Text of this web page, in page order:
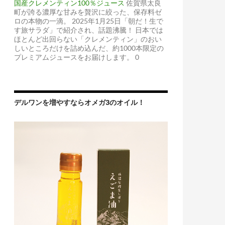
国産クレメンティン100％ジュース 佐賀県太良
町が誇る濃厚な甘みを贅沢に絞った、保存料ゼ
ロの本物の一滴。 2025年1月25日「朝だ！生で
す旅サラダ」で紹介され、話題沸騰！ 日本では
ほとんど出回らない「クレメンティン」のおい
しいところだけを詰め込んだ、約1000本限定の
プレミアムジュースをお届けします。 0
デルワンを増やすならオメガ3のオイル！